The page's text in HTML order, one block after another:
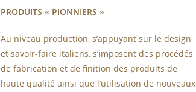
PRODUITS « PIONNIERS »
Au niveau production, s’appuyant sur le design
et savoir-faire italiens, s’imposent des procédés
de fabrication et de finition des produits de
haute qualité ainsi que l’utilisation de nouveaux